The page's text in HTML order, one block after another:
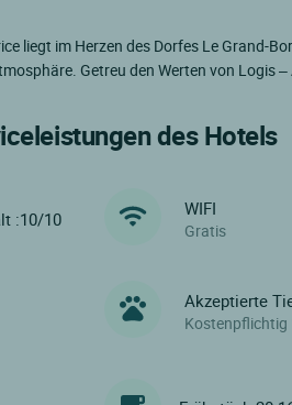
liegt im Herzen des Dorfes Le Grand-
Getreu den Werten von Logis
des Hotels
:10/10 WIFI
Gratis
Akzeptierte
Kostenpflichtig